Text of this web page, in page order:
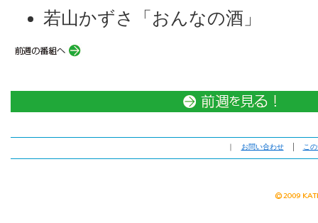
若山かずさ「おんなの酒」
｜ お問い合わせ│ こ